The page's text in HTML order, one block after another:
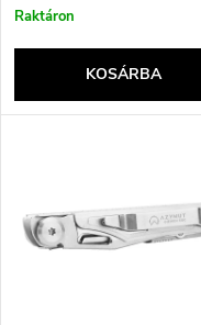
r
n
e
k
l
s
Raktáron
KOSÁRBA